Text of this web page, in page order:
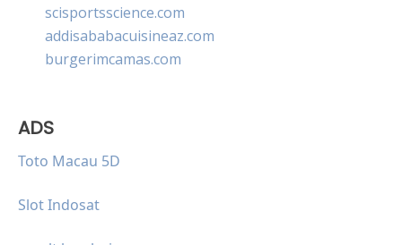
scisportsscience.com
addisababacuisineaz.com
burgerimcamas.com
ADS
Toto Macau 5D
Slot Indosat